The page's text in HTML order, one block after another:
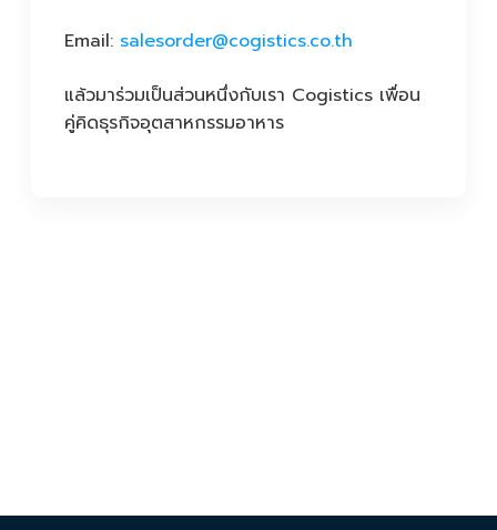
Email: salesorder@cogistics.co.th
แล้วมาร่วมเป็นส่วนหนึ่งกับเรา Cogistics เพื่อน
คู่คิดธุรกิจอุตสาหกรรมอาหาร